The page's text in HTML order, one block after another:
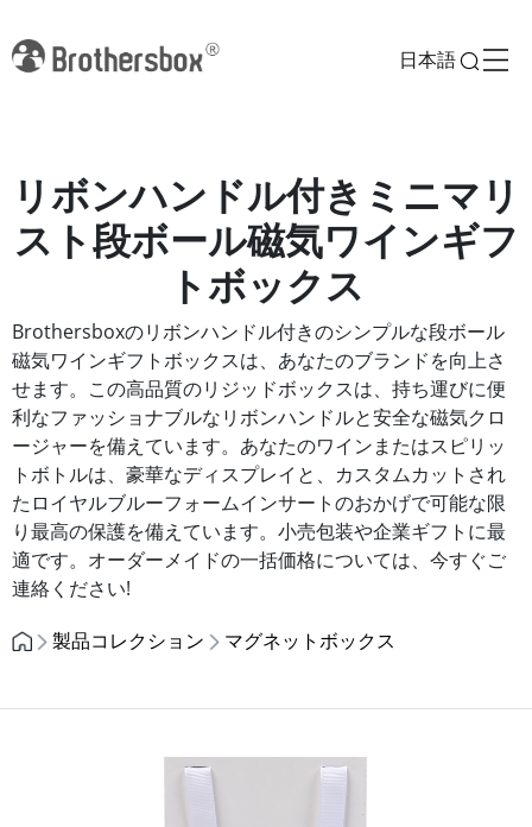
日本語
リボンハンドル付きミニマリ
スト段ボール磁気ワインギフ
トボックス
Brothersboxのリボンハンドル付きのシンプルな段ボール
磁気ワインギフトボックスは、あなたのブランドを向上さ
せます。この高品質のリジッドボックスは、持ち運びに便
利なファッショナブルなリボンハンドルと安全な磁気クロ
ージャーを備えています。あなたのワインまたはスピリッ
トボトルは、豪華なディスプレイと、カスタムカットされ
たロイヤルブルーフォームインサートのおかげで可能な限
り最高の保護を備えています。小売包装や企業ギフトに最
適です。オーダーメイドの一括価格については、今すぐご
連絡ください!
製品コレクション
マグネットボックス